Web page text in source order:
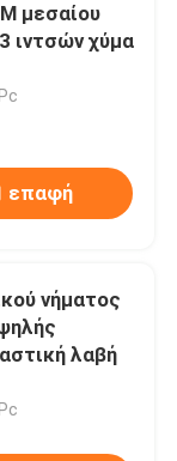
μεσαίου
ιντσών χύμα
επαφή
νήματος
λαβή